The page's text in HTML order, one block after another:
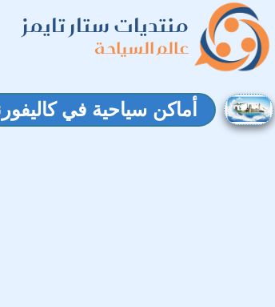
منتديات ستار تايمز
عالم السياحة
أماكن سياحية في